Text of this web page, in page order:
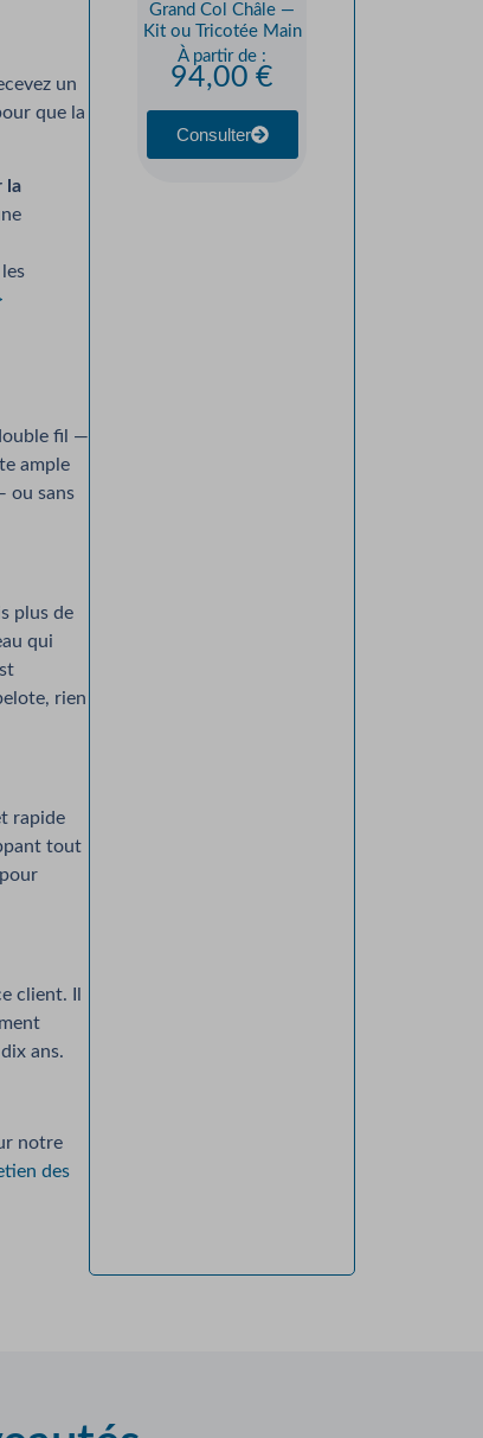
un
que la
la
fil —
ample
ou sans
plus de
qui
rien
rapide
tout
client. Il
ans.
notre
des
Grand Col Châle —
Kit ou Tricotée Main
À partir de :
94,00€
Consulter